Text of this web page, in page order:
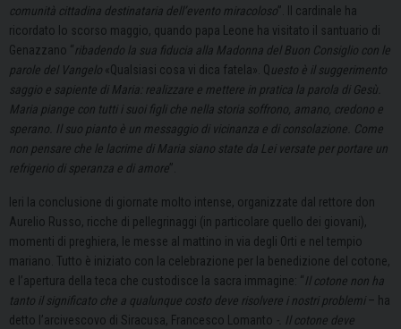
comunità cittadina destinataria dell’evento miracoloso”. Il cardinale ha
ricordato lo scorso maggio, quando papa Leone ha visitato il santuario di
Genazzano “ribadendo la sua fiducia alla Madonna del Buon Consiglio con le
parole del Vangelo «Qualsiasi cosa vi dica fatela». Questo è il suggerimento
saggio e sapiente di Maria: realizzare e mettere in pratica la parola di Gesù.
Maria piange con tutti i suoi figli che nella storia soffrono, amano, credono e
sperano. Il suo pianto è un messaggio di vicinanza e di consolazione. Come
non pensare che le lacrime di Maria siano state da Lei versate per portare un
refrigerio di speranza e di amore”.
Ieri la conclusione di giornate molto intense, organizzate dal rettore don
Aurelio Russo, ricche di pellegrinaggi (in particolare quello dei giovani),
momenti di preghiera, le messe al mattino in via degli Orti e nel tempio
mariano. Tutto è iniziato con la celebrazione per la benedizione del cotone,
e l’apertura della teca che custodisce la sacra immagine: “Il cotone non ha
tanto il significato che a qualunque costo deve risolvere i nostri problemi – ha
detto l’arcivescovo di Siracusa, Francesco Lomanto -. Il cotone deve